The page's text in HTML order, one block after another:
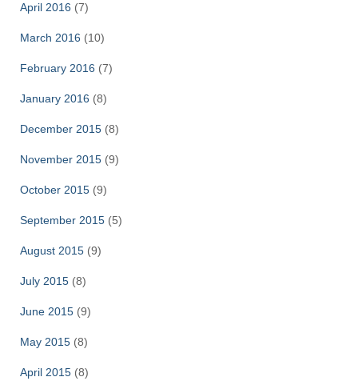
April 2016 (7)
March 2016 (10)
February 2016 (7)
January 2016 (8)
December 2015 (8)
November 2015 (9)
October 2015 (9)
September 2015 (5)
August 2015 (9)
July 2015 (8)
June 2015 (9)
May 2015 (8)
April 2015 (8)